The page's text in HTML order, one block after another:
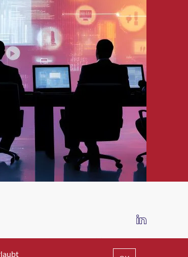
IMPRESSUM DATENSCHUTZ AGB